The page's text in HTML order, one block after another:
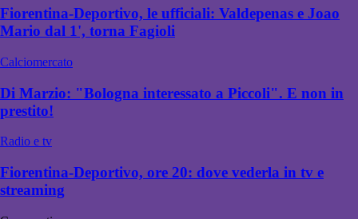
Fiorentina-Deportivo, le ufficiali: Valdepenas e Joao
Mario dal 1', torna Fagioli
Calciomercato
Di Marzio: "Bologna interessato a Piccoli". E non in
prestito!
Radio e tv
Fiorentina-Deportivo, ore 20: dove vederla in tv e
streaming